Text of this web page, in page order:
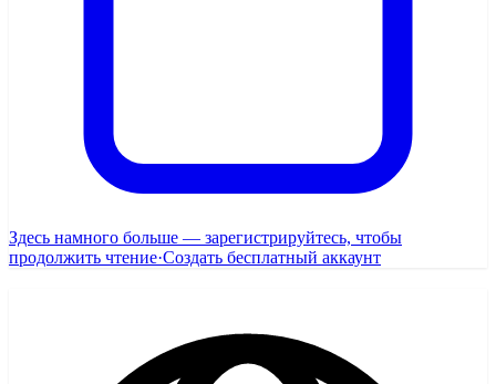
Здесь намного больше — зарегистрируйтесь, чтобы
продолжить чтение·Создать бесплатный аккаунт